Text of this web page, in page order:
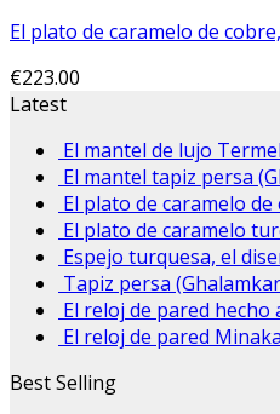
El plato de caramelo de
€223.00
Latest
El mantel de lujo
El mantel tapiz persa
El plato de caramelo
El plato de caramelo
Espejo turquesa, el
Tapiz persa
El reloj de pared
El reloj de pared
Best Selling